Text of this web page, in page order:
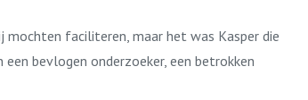
faciliteren, maar het was Kasper die
bevlogen onderzoeker, een betrokken